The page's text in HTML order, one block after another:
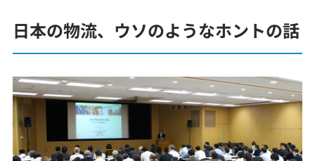
日本の物流、ウソのようなホントの話